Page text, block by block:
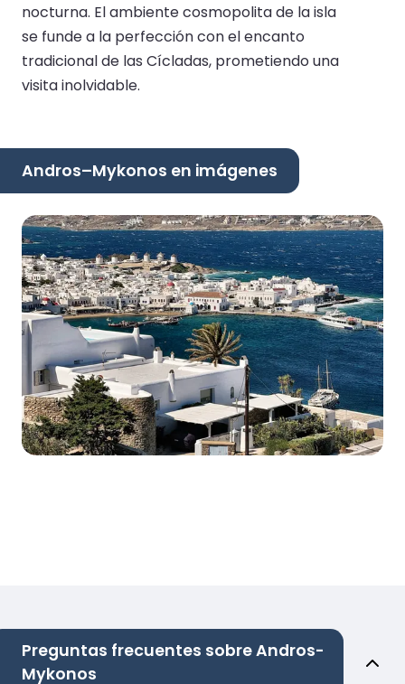
nocturna. El ambiente cosmopolita de la isla
se funde a la perfección con el encanto
tradicional de las Cícladas, prometiendo una
visita inolvidable.
Andros–Mykonos en imágenes
Preguntas frecuentes sobre Andros-
Mykonos